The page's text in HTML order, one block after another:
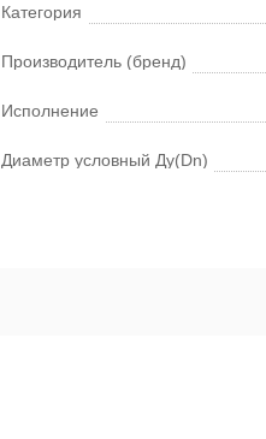
Категория
Производитель (бренд)
Исполнение
Диаметр условный Ду(Dn)